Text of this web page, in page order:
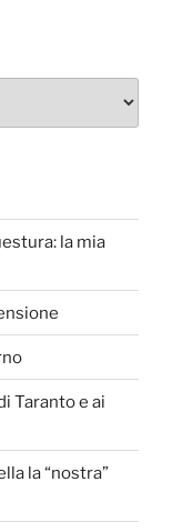
la mia
Taranto e ai
la “nostra”